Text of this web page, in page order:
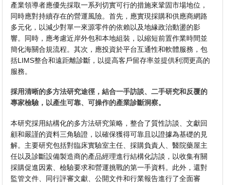
產業領導者應優先採取一系列切實可行的措施來鞏固市場地位，
同時應對持續存在的營運風險。首先，應實現採購和供應商網路
多元化，以減少對單一來源零件的依賴以及地緣政治動盪的影
響。同時，應考慮近岸外包和本地組裝，以縮短前置作業時間並
簡化海關合規流程。其次，應投資於平台互通性和軟體服務，包
括LIMS整合和遠距離診斷，以提高客戶留存率並提供利潤更高的
服務。
採用清晰的多方法研究途徑，結合一手訪談、二手研究和反覆的
專家檢驗，以產生可靠、可操作的產業診斷洞察。
本研究採用結構化的多方法研究策略，整合了質性訪談、文獻回
顧和嚴謹的資料三角驗證，以確保獲得可靠且以證據為基礎的見
解。主要研究包括對臨床實驗室主任、採購負責人、醫院藥屋主
任以及診斷設備製造商的產品經理進行結構化訪談，以收集有關
採購促進因素、檢驗要求和營運挑戰的第一手資料。此外，還對
監管文件、同行評審文獻、公開文件和行業報告進行了全面審